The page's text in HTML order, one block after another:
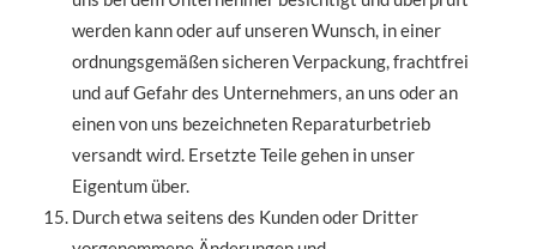
werden kann oder auf unseren Wunsch, in einer
ordnungsgemäßen sicheren Verpackung, frachtfrei
und auf Gefahr des Unternehmers, an uns oder an
einen von uns bezeichneten Reparaturbetrieb
versandt wird. Ersetzte Teile gehen in unser
Eigentum über.
Durch etwa seitens des Kunden oder Dritter